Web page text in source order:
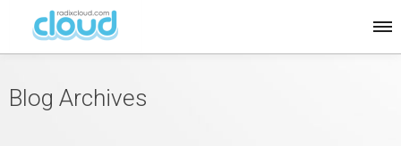
Blog Archives